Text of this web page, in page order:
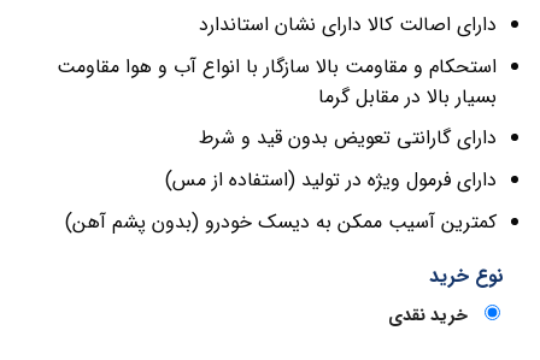
دارای اصالت کالا دارای نشان استاندارد
استحکام و مقاومت بالا سازگار با انواع آب و هوا مقاومت
بسیار بالا در مقابل گرما
دارای گارانتی تعویض بدون قید و شرط
دارای فرمول ویژه در تولید (استفاده از مس)
کمترین آسیب ممکن به دیسک خودرو (بدون پشم آهن)
نوع خرید
خرید نقدی